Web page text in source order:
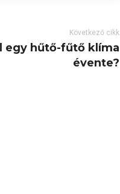
Következő cikk
egy hűtő-fűtő klíma
évente?